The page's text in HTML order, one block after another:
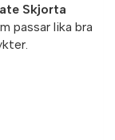
Skjorta
passar lika bra